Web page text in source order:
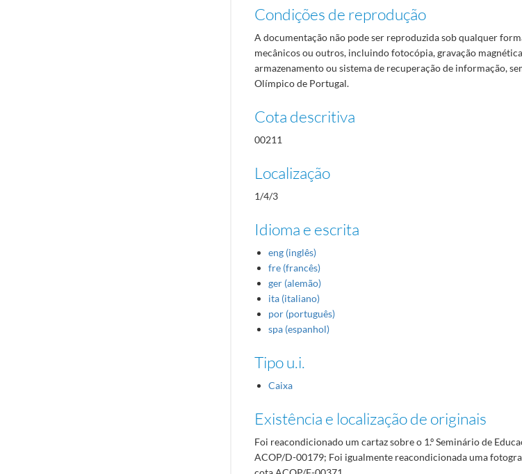
Condições de reprodução
A documentação não pode ser reproduzida sob qualquer
mecânicos ou outros, incluindo fotocópia, gravação
armazenamento ou sistema de recuperação de informação,
Olímpico de Portugal.
Cota descritiva
00211
Localização
1/4/3
Idioma e escrita
eng (inglês)
fre (francês)
ger (alemão)
ita (italiano)
por (português)
spa (espanhol)
Tipo u.i.
Caixa
Existência e localização de originais
Foi reacondicionado um cartaz sobre o 1.º Seminário de
ACOP/D-00179; Foi igualmente reacondicionada uma